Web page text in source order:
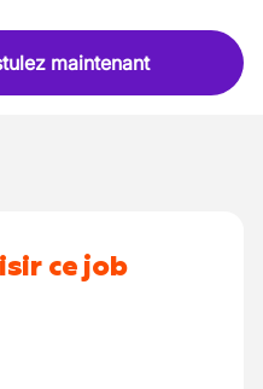
maintenant
ce job